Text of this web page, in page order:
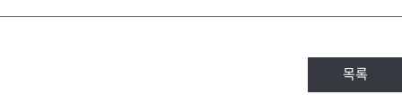
목록